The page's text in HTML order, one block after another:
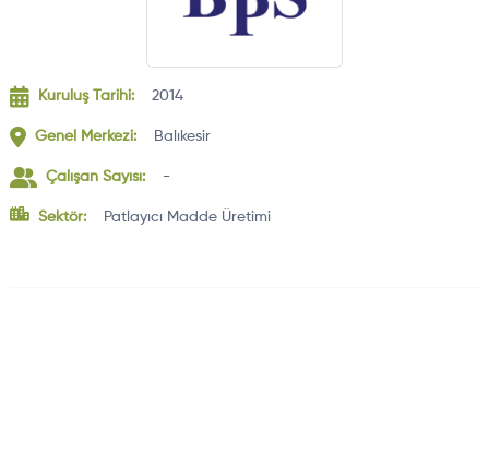
Kuruluş Tarihi: 2014
Genel Merkezi: Balıkesir
Çalışan Sayısı: -
Sektör: Patlayıcı Madde Üretimi